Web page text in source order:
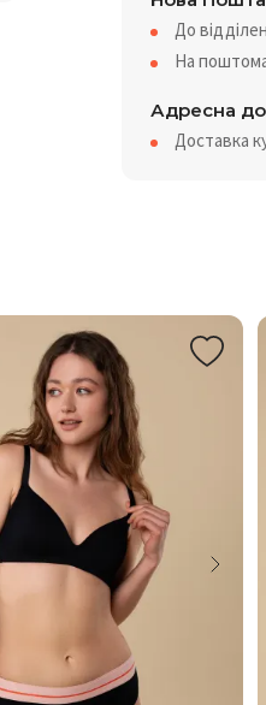
До
На
Адресна
Доставка